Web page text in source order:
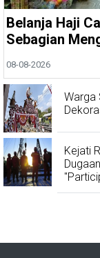
Belanja Haji
Sebagian
08-08-2026
Warga
Kejati